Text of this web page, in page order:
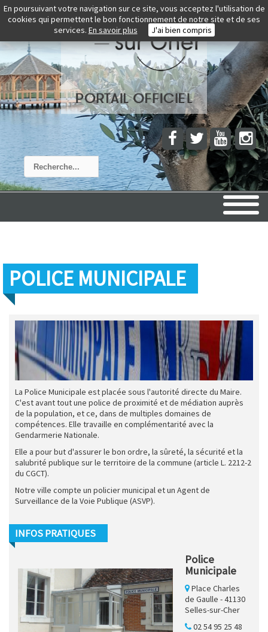
Rechercher
POLICE MUNICIPALE
La Police Municipale est placée sous l'autorité directe du Maire.
C'est avant tout une police de proximité et de médiation auprès
de la population, et ce, dans de multiples domaines de
compétences. Elle travaille en complémentarité avec la
Gendarmerie Nationale.
Elle a pour but d'assurer le bon ordre, la sûreté, la sécurité et la
salubrité publique sur le territoire de la commune (article L. 2212-2
du CGCT).
Notre ville compte un policier municipal et un Agent de
Surveillance de la Voie Publique (ASVP).
INFOS PRATIQUES
Police
Municipale
Place Charles
de Gaulle - 41130
Selles-sur-Cher
02 54 95 25 48
En poursuivant votre navigation sur ce site, vous acceptez l'utilisation de
cookies qui permettent le bon fonctionnement de notre site et de ses
services. En savoir plus J'ai bien compris